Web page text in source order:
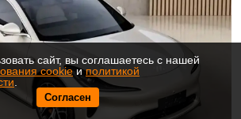
сайт, вы соглашаетесь с нашей
cookie иполитикой
Согласен